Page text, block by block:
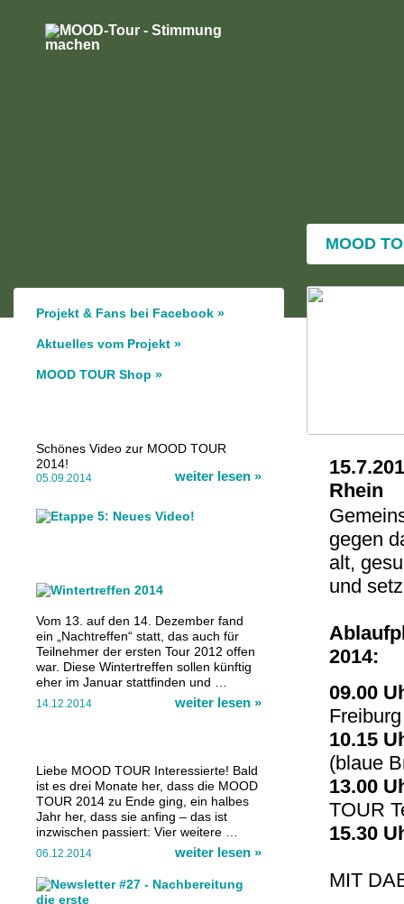
MOOD
Projekt & Fans bei Facebook »
Aktuelles vom Projekt »
MOOD TOUR Shop »
Schönes Video zur MOOD TOUR
2014!
05.09.2014 weiter lesen »
Vom 13. auf den 14. Dezember fand
ein „Nachtreffen“ statt, das auch für
Teilnehmer der ersten Tour 2012 offen
war. Diese Wintertreffen sollen künftig
eher im Januar stattfinden und …
14.12.2014 weiter lesen »
Liebe MOOD TOUR Interessierte! Bald
ist es drei Monate her, dass die MOOD
TOUR 2014 zu Ende ging, ein halbes
Jahr her, dass sie anfing – das ist
inzwischen passiert: Vier weitere …
06.12.2014 weiter lesen »
Rhein
gegen
alt,
und
2014:
09.00
10.15
(blaue
13.00
TOUR
15.30
MIT